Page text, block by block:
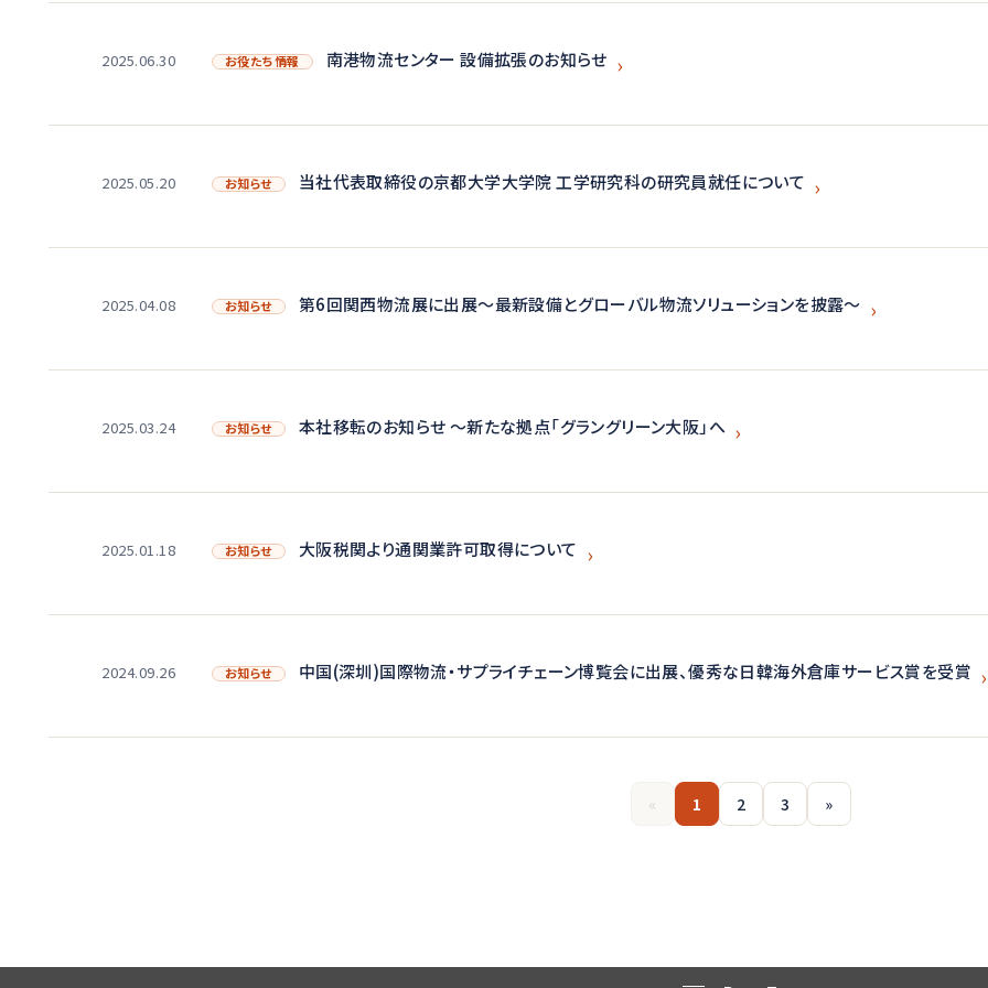
2025.06.30 お役たち情報 南港物流センター 設備拡張のお知らせ
2025.05.20 お知らせ 当社代表取締役の京都大学大学院 工学研究科の研究員就任について
2025.04.08 お知らせ 第6回関西物流展に出展～最新設備とグローバル物流ソリューションを披露～
2025.03.24 お知らせ 本社移転のお知らせ ～新たな拠点「グラングリーン大阪」へ
2025.01.18 お知らせ 大阪税関より通関業許可取得について
2024.09.26 お知らせ 中国(深圳)国際物流・サプライチェーン博覧会に出展、優秀な日韓海外倉庫サービス賞を受賞
« 1 2 3 »